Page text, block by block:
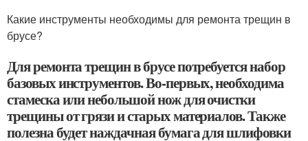
Какие инструменты необходимы для ремонта трещин в
брусе?
Для ремонта трещин в брусе потребуется набор
базовых инструментов. Во-первых, необходима
стамеска или небольшой нож для очистки
трещины от грязи и старых материалов. Также
полезна будет наждачная бумага для шлифовки